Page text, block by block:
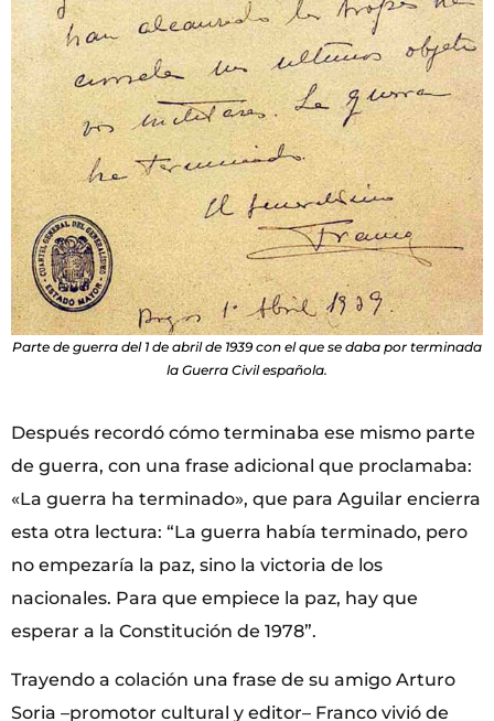
Parte de guerra del 1 de abril de 1939 con el que se daba por terminada
la Guerra Civil española.
Después recordó cómo terminaba ese mismo parte
de guerra, con una frase adicional que proclamaba:
«La guerra ha terminado», que para Aguilar encierra
esta otra lectura: “La guerra había terminado, pero
no empezaría la paz, sino la victoria de los
nacionales. Para que empiece la paz, hay que
esperar a la Constitución de 1978”.
Trayendo a colación una frase de su amigo Arturo
Soria –promotor cultural y editor– Franco vivió de